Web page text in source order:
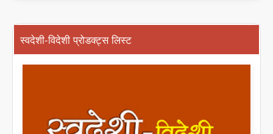
स्वदेशी-विदेशी प्रोडक्ट्स लिस्ट